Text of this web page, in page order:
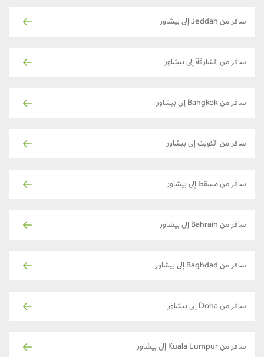
سافر من Jeddah إلى بيشاور
سافر من الشارقة إلى بيشاور
سافر من Bangkok إلى بيشاور
سافر من الكويت إلى بيشاور
سافر من مسقط إلى بيشاور
سافر من Bahrain إلى بيشاور
سافر من Baghdad إلى بيشاور
سافر من Doha إلى بيشاور
سافر من Kuala Lumpur إلى بيشاور